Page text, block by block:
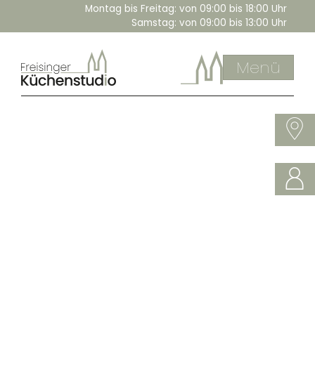
Montag bis Freitag: von 09:00 bis 18:00 Uhr
Samstag: von 09:00 bis 13:00 Uhr
Menü